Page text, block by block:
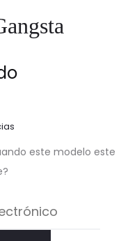
este modelo este